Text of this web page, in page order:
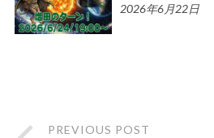
2026年6月22日
PREVIOUS POST